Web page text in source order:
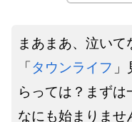
まあまあ、泣いて
「 タウンライフ
らっては？まずは
なにも始まりませ